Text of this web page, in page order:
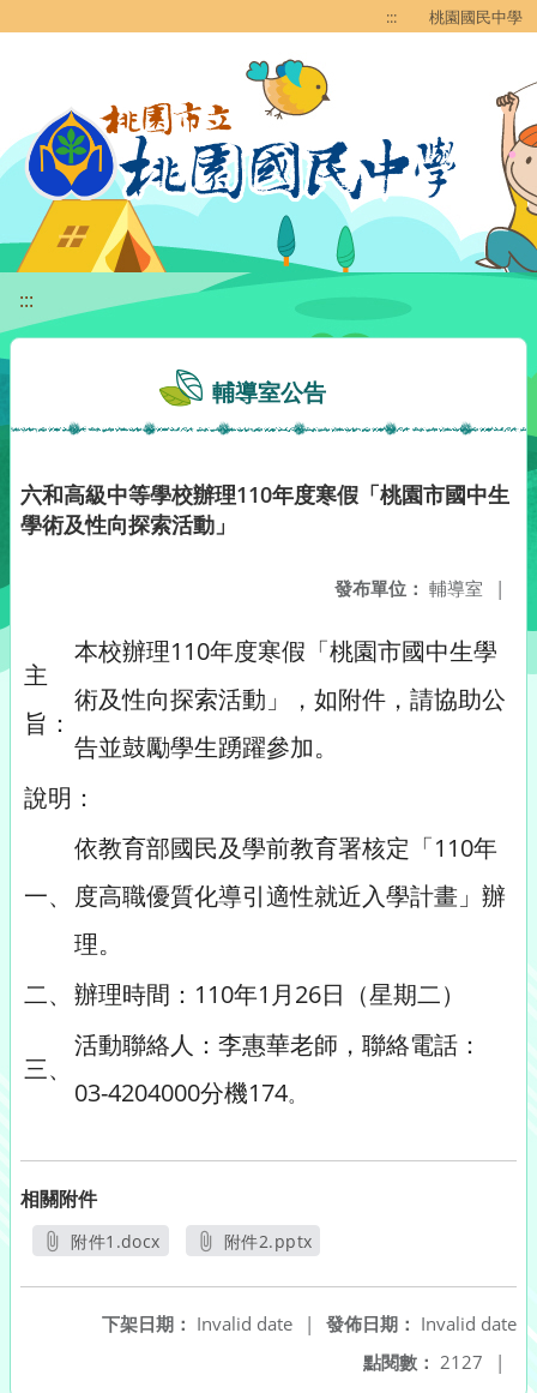
::: 桃園國民中學
:::
輔導室公告
六和高級中等學校辦理110年度寒假「桃園市國中生
學術及性向探索活動」
發布單位： 輔導室 |
主
旨：
本校辦理110年度寒假「桃園市國中生學
術及性向探索活動」，如附件，請協助公
告並鼓勵學生踴躍參加。
說明：
一、
依教育部國民及學前教育署核定「110年
度高職優質化導引適性就近入學計畫」辦
理。
二、 辦理時間：110年1月26日（星期二）
三、
活動聯絡人：李惠華老師，聯絡電話：
03-4204000分機174。
相關附件
附件1.docx
附件2.pptx
發佈日期： Invalid date
下架日期： Invalid date
|
點閱數： 2127 |